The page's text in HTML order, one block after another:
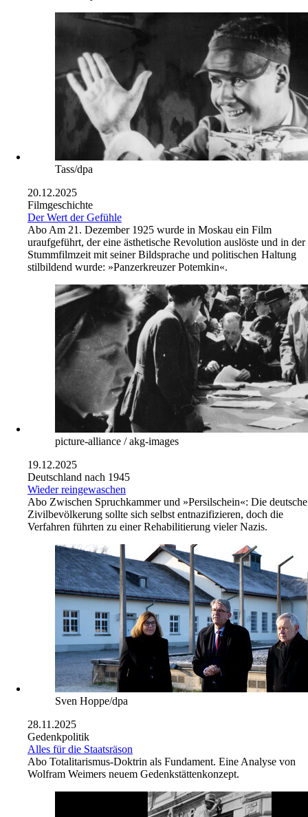
Tass/dpa
20.12.2025
Filmgeschichte
Der Wert der Gefühle
Abo Am 21. Dezember 1925 wurde in Moskau ein Film
uraufgeführt, der eine ästhetische Revolution auslöste und in der
Stummfilmzeit mit seiner Bildsprache und politischen Haltung
stilbildend wurde: »Panzerkreuzer Potemkin«.
picture-alliance / akg-images
19.12.2025
Deutschland nach 1945
Wieder reingewaschen
Abo Zwischen Spruchkammer und »Persilschein«: Die deutsche
Zivilbevölkerung sollte sich selbst entnazifizieren, doch die
Verfahren führten zu einer Rehabilitierung vieler Nazis.
Sven Hoppe/dpa
28.11.2025
Gedenkpolitik
Alles für die Staatsräson
Abo Totalitarismus-Doktrin als Fundament. Eine Analyse von
Wolfram Weimers neuem Gedenkstättenkonzept.